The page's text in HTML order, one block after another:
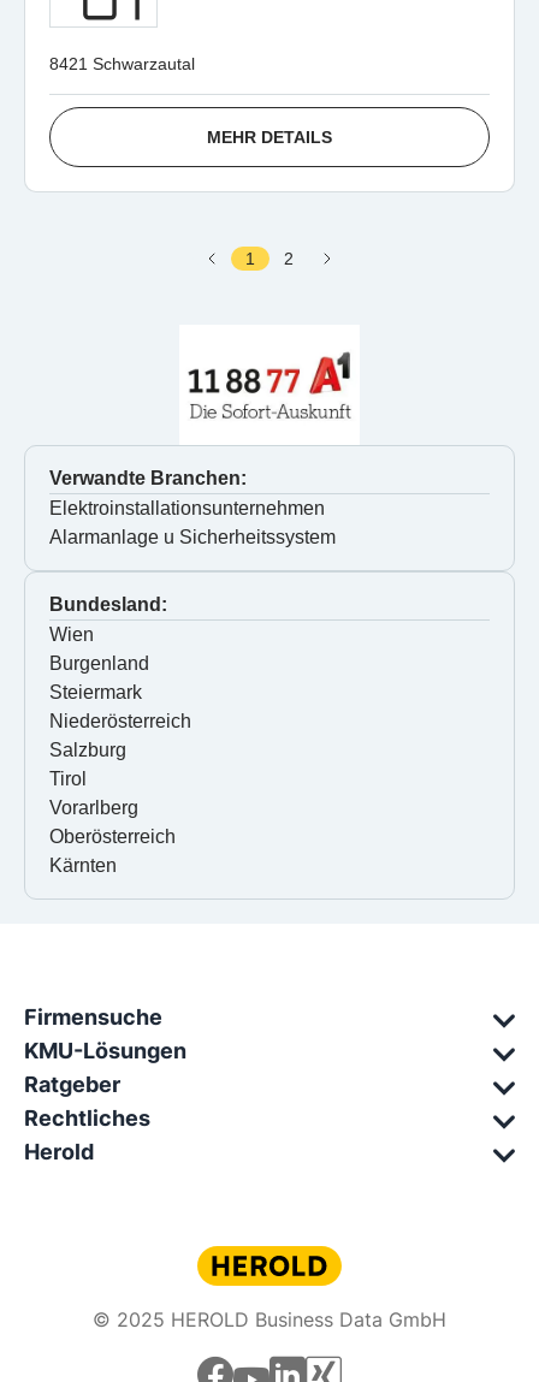
8421 Schwarzautal
MEHR DETAILS
1 2
Verwandte Branchen:
Elektroinstallationsunternehmen
Alarmanlage u Sicherheitssystem
Bundesland:
Wien
Burgenland
Steiermark
Niederösterreich
Salzburg
Tirol
Vorarlberg
Oberösterreich
Kärnten
Firmensuche
KMU-Lösungen
Ratgeber
Rechtliches
Herold
© 2025 HEROLD Business Data GmbH